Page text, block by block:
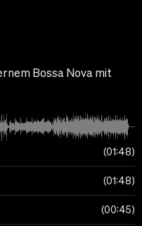
Bossa Nova mit
01:48
01:48
00:45